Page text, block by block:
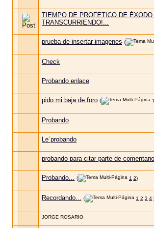
TIEMPO DE PROFETICO DE
TRANSCURRIENDO!...
prueba de insertar imagenes (
Check
Probando enlace
pido mi baja de foro ( 1
Probando
Le´probando
probando para citar parte de
Probando... ( 1 2)
Recordando... ( 1 2 3 4
JORGE ROSARIO